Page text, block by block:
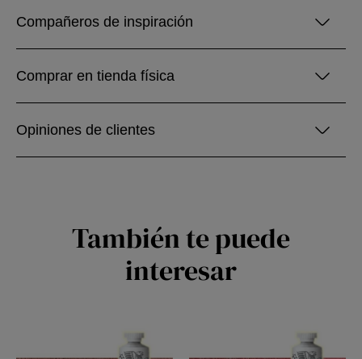
Compañeros de inspiración
Comprar en tienda física
Opiniones de clientes
También te puede
interesar